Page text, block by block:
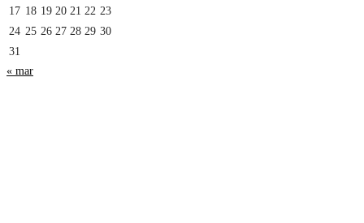
17 18 19 20 21 22 23
24 25 26 27 28 29 30
31
« mar